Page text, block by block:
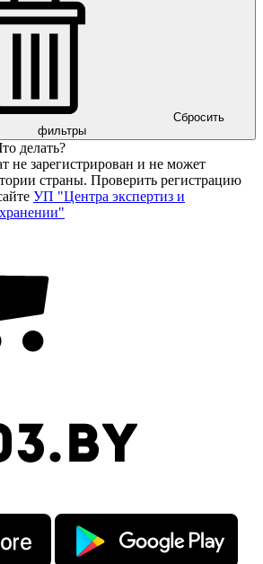
Сбросить
фильтры
делать?
не зарегистрирован и не может
страны. Проверить регистрацию
УП "Центра экспертиз и